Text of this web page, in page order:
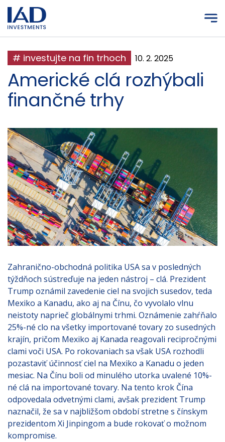
Prejsť na hlavný obsah
# investujte na fin trhoch 10. 2. 2025
Americké clá rozhýbali
finančné trhy
Zahranično-obchodná politika USA sa v posledných
týždňoch sústreďuje na jeden nástroj – clá. Prezident
Trump oznámil zavedenie ciel na svojich susedov, teda
Mexiko a Kanadu, ako aj na Čínu, čo vyvolalo vlnu
neistoty naprieč globálnymi trhmi. Oznámenie zahŕňalo
25%-né clo na všetky importované tovary zo susedných
krajín, pričom Mexiko aj Kanada reagovali recipročnými
clami voči USA. Po rokovaniach sa však USA rozhodli
pozastaviť účinnosť ciel na Mexiko a Kanadu o jeden
mesiac. Na Čínu boli od minulého utorka uvalené 10%-
né clá na importované tovary. Na tento krok Čína
odpovedala odvetnými clami, avšak prezident Trump
naznačil, že sa v najbližšom období stretne s čínskym
prezidentom Xi Jinpingom a bude rokovať o možnom
kompromise.